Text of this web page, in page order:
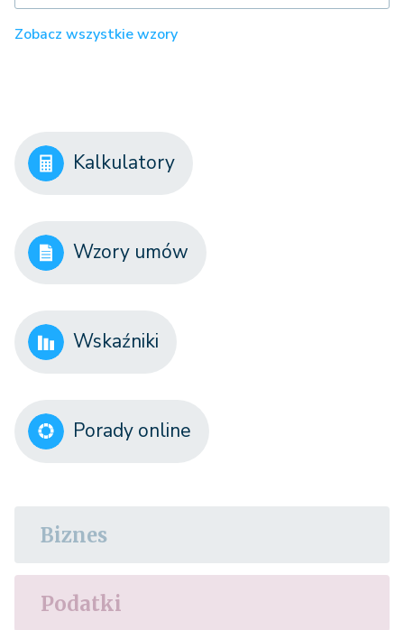
Zobacz wszystkie wzory
Kalkulatory
Wzory umów
Wskaźniki
Porady online
Biznes
Podatki